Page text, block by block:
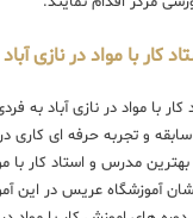
کار با مواد در نازی آباد
با مواد در نازی آباد به
10 سال سابقه و تجربه حرفه ای
مدرس و استاد کار با
آموزشگاه عریس در این